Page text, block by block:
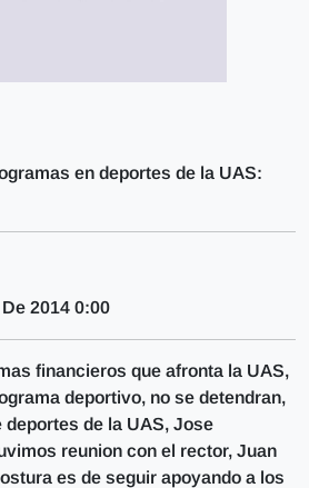
2014 0:00
financieros que afronta la UAS,
deportivo, no se detendran,
de la UAS, Jose
reunion con el rector, Juan
es de seguir apoyando a los